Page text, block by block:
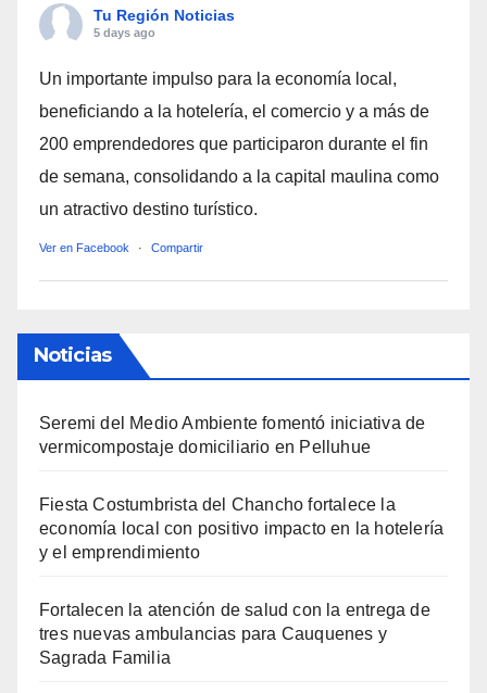
Tu Región Noticias
5 days ago
Un importante impulso para la economía local,
beneficiando a la hotelería, el comercio y a más de
200 emprendedores que participaron durante el fin
de semana, consolidando a la capital maulina como
un atractivo destino turístico.
Ver en Facebook · Compartir
Noticias
Seremi del Medio Ambiente fomentó iniciativa de
vermicompostaje domiciliario en Pelluhue
Fiesta Costumbrista del Chancho fortalece la
economía local con positivo impacto en la hotelería
y el emprendimiento
Fortalecen la atención de salud con la entrega de
tres nuevas ambulancias para Cauquenes y
Sagrada Familia